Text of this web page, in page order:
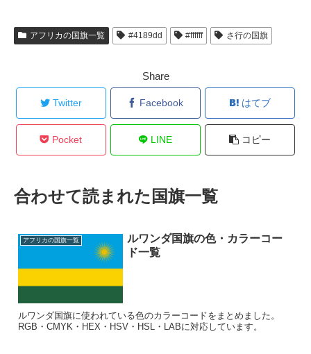
アフリカの国旗一覧 #4189dd #ffffff さ行の国旗
Share
Twitter Facebook はてブ
Pocket LINE コピー
合わせて読まれた国旗一覧
アフリカの国旗一覧
ルワンダ国旗の色・カラーコー
ド一覧
ルワンダ国旗に使われている色のカラーコードをまとめました。
RGB・CMYK・HEX・HSV・HSL・LABに対応しています。